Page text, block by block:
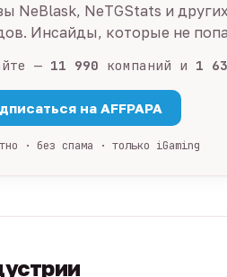
NeBlask, NeTGStats и
Инсайды, которые не
— 11 990 компаний и 1
на AFFPAPA
· без спама · только iGaming